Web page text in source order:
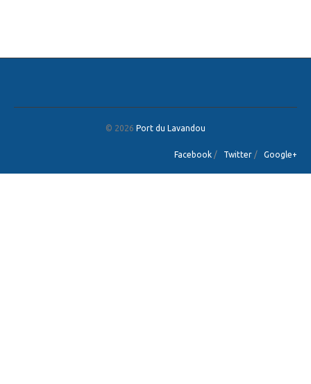
© 2026 Port du Lavandou
Facebook / Twitter / Google+